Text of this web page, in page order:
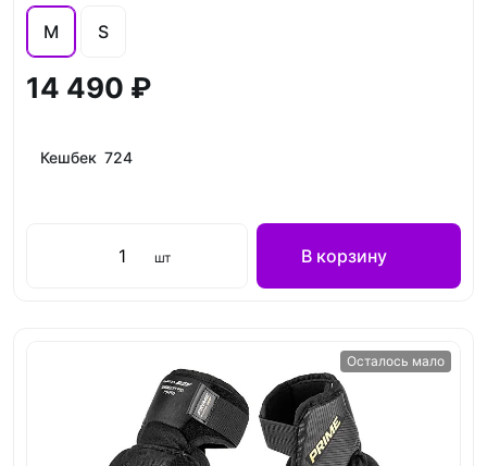
M S
14 490 ₽
Кешбек 724
шт В корзину
Осталось мало